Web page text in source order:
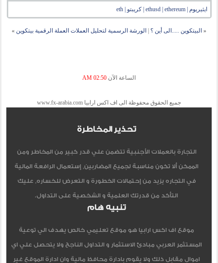
ايثيريوم | ethusd | ethereum | كريبتو | eth
« البيتكوين .....الى أين ؟ الورشة الرسمية لتحليل العملات العملة الرقمية بيتكوين »
الساعة الآن 02:50 AM
جميع الحقوق محفوظة الى اف اكس ارابيا www.fx-arabia.com
تحذير المخاطرة
التجارة بالعملات الأجنبية تتضمن علي قدر كبير من المخاطر ومن
الممكن ألا تكون مناسبة لجميع المضاربين, إستعمال الرافعة المالية
في التجاره يزيد من إحتمالات الخطورة و التعرض للخساره, عليك
التأكد من قدرتك العلمية و الشخصية على التداول.
تنبيه هام
موقع اف اكس ارابيا هو موقع تعليمي خالص يهدف الي توعية
المستثمر العربي مبادئ الاستثمار و التداول الناجح ولا يتحصل علي اي
اموال مقابل ذلك ولا يقوم بادارة محافظ مالية وان ادارة الموقع غير